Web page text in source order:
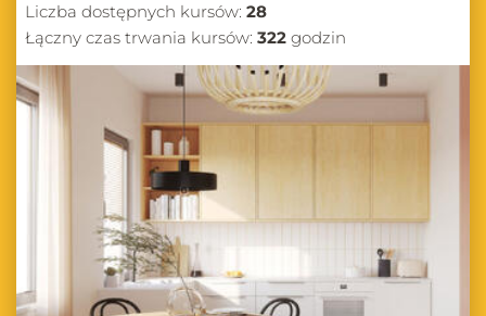
Liczba dostępnych kursów: 28
Łączny czas trwania kursów: 322 godzin